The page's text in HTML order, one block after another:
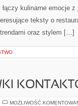
kulinarne emocje
teksty o
oraz stylem […]
MOŻLIWOŚĆ